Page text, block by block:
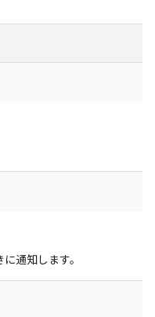
通知します。